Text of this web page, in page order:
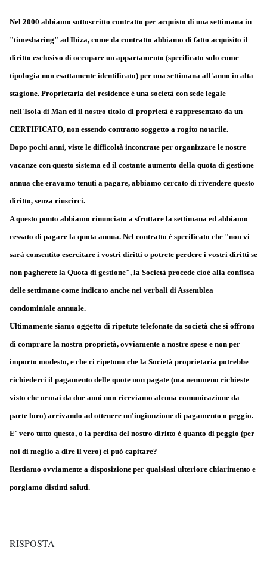
Nel 2000 abbiamo sottoscritto contratto per acquisto di una settimana in
"timesharing" ad Ibiza, come da contratto abbiamo di fatto acquisito il
diritto esclusivo di occupare un appartamento (specificato solo come
tipologia non esattamente identificato) per una settimana all'anno in alta
stagione. Proprietaria del residence è una società con sede legale
nell'Isola di Man ed il nostro titolo di proprietà è rappresentato da un
CERTIFICATO, non essendo contratto soggetto a rogito notarile.
Dopo pochi anni, viste le difficoltà incontrate per organizzare le nostre
vacanze con questo sistema ed il costante aumento della quota di gestione
annua che eravamo tenuti a pagare, abbiamo cercato di rivendere questo
diritto, senza riuscirci.
A questo punto abbiamo rinunciato a sfruttare la settimana ed abbiamo
cessato di pagare la quota annua. Nel contratto è specificato che "non vi
sarà consentito esercitare i vostri diritti o potrete perdere i vostri diritti se
non pagherete la Quota di gestione", la Società procede cioè alla confisca
delle settimane come indicato anche nei verbali di Assemblea
condominiale annuale.
Ultimamente siamo oggetto di ripetute telefonate da società che si offrono
di comprare la nostra proprietà, ovviamente a nostre spese e non per
importo modesto, e che ci ripetono che la Società proprietaria potrebbe
richiederci il pagamento delle quote non pagate (ma nemmeno richieste
visto che ormai da due anni non riceviamo alcuna comunicazione da
parte loro) arrivando ad ottenere un'ingiunzione di pagamento o peggio.
E' vero tutto questo, o la perdita del nostro diritto è quanto di peggio (per
noi di meglio a dire il vero) ci può capitare?
Restiamo ovviamente a disposizione per qualsiasi ulteriore chiarimento e
porgiamo distinti saluti.
RISPOSTA